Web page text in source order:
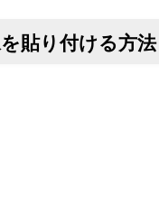
貼り付ける方法